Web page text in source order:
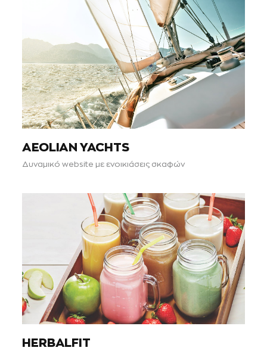
AEOLIAN YACHTS
Δυναμικό website με ενοικιάσεις σκαφών
HERBALFIT